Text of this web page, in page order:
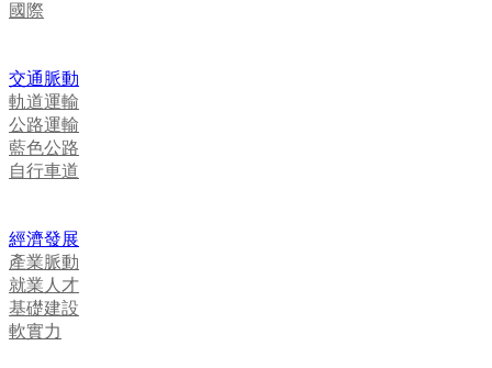
國際
交通脈動
軌道運輸
公路運輸
藍色公路
自行車道
經濟發展
產業脈動
就業人才
基礎建設
軟實力